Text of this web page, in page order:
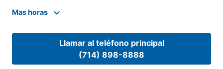
Mas horas
Llamar al teléfono principal
(714) 898-8888